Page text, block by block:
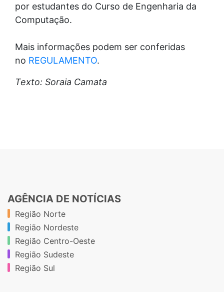
por estudantes do Curso de Engenharia da
Computação.
Mais informações podem ser conferidas
no REGULAMENTO.
Texto: Soraia Camata
AGÊNCIA DE NOTÍCIAS
Região Norte
Região Nordeste
Região Centro-Oeste
Região Sudeste
Região Sul